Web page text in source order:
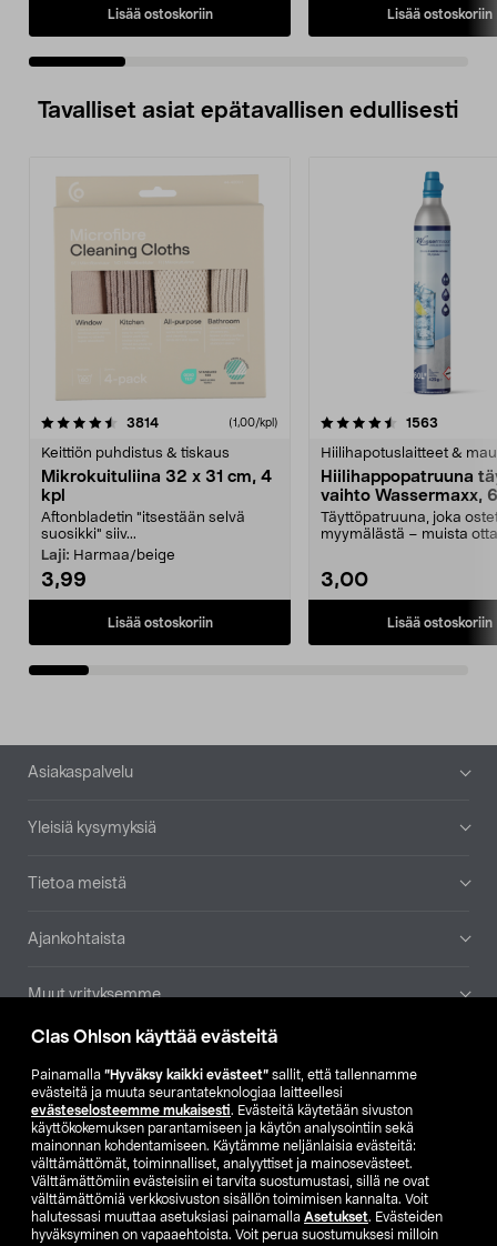
Clas Ohlson käyttää evästeitä
Painamalla ”Hyväksy kaikki evästeet” sallit, että tallennamme
evästeitä ja muuta seurantateknologiaa laitteellesi
evästeselosteemme mukaisesti. Evästeitä käytetään sivuston
käyttökokemuksen parantamiseen ja käytön analysointiin sekä
mainonnan kohdentamiseen. Käytämme neljänlaisia evästeitä:
välttämättömät, toiminnalliset, analyyttiset ja mainosevästeet.
Välttämättömiin evästeisiin ei tarvita suostumustasi, sillä ne ovat
välttämättömiä verkkosivuston sisällön toimimisen kannalta. Voit
halutessasi muuttaa asetuksiasi painamalla Asetukset. Evästeiden
hyväksyminen on vapaaehtoista. Voit perua suostumuksesi milloin
Lisää ostoskoriin Lisää ostoskoriin
Tavalliset asiat epätavallisen edullisesti
3814arvostelut (1,00/kpl)
Keittiön puhdistus & tiskaus
Mikrokuituliina 32 x 31 cm, 4
kpl
Aftonbladetin "itsestään selvä
suosikki" siiv...
Laji: Harmaa/beige
3,99
Lisää ostoskoriin
4.5viidestä
1563
Hiilihapotuslaitteet &
Hiilihappopatruuna
vaihto Wassermaxx,
Täyttöpatruuna, joka
myymälästä – muista
3,00
Lisää ostoskoriin
4.5viidestä
Alatunniste
Asiakaspalvelu
Yleisiä kysymyksiä
Tietoa meistä
Ajankohtaista
Muut yrityksemme
Etsi myymälä
SE NO FI
FI SV